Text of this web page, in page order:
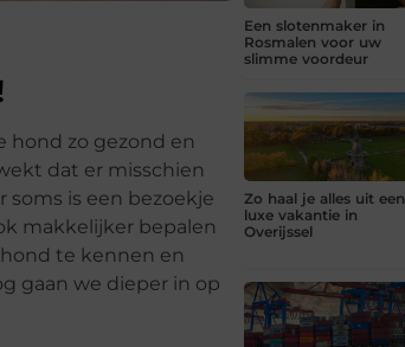
hond zo gezond en
dat er misschien
is een bezoekje
makkelijker bepalen
te kennen en
gaan we dieper in op
Een slotenmaker in
Rosmalen voor uw
slimme voordeur
Zo haal je alles uit een
luxe vakantie in
Overijssel